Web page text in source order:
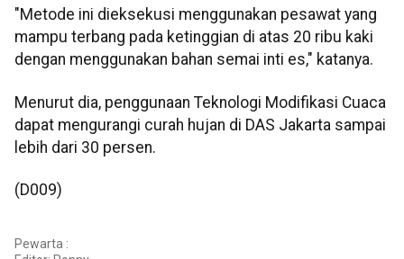
"Metode ini dieksekusi menggunakan pesawat yang
mampu terbang pada ketinggian di atas 20 ribu kaki
dengan menggunakan bahan semai inti es," katanya.
Menurut dia, penggunaan Teknologi Modifikasi Cuaca
dapat mengurangi curah hujan di DAS Jakarta sampai
lebih dari 30 persen.
(D009)
Pewarta :